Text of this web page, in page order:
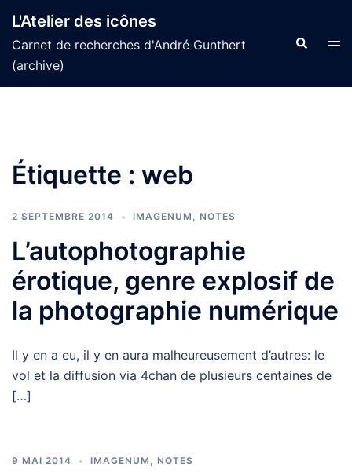
au
contenu
L'Atelier des icônes
Carnet de recherches d'André Gunthert
(archive)
Étiquette : web
2 SEPTEMBRE 2014 IMAGENUM , NOTES
L’autophotographie
érotique, genre explosif de
la photographie numérique
Il y en a eu, il y en aura malheureusement d’autres: le
vol et la diffusion via 4chan de plusieurs centaines de
[…]
9 MAI 2014 IMAGENUM , NOTES